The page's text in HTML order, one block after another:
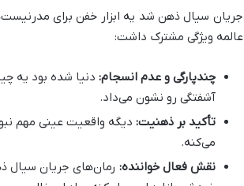
جریان سیال ذهن شد یه ابزار خفن برای
عالمه ویژگی مشترک داشت:
چندپارگی و عدم انسجام: دنیا شده بود یه
آشفتگی رو نشون می‌داد.
تأکید بر ذهنیت: دیگه واقعیت عینی مهم
می‌کنه.
نقش فعال خواننده: رمان‌های جریان سیال